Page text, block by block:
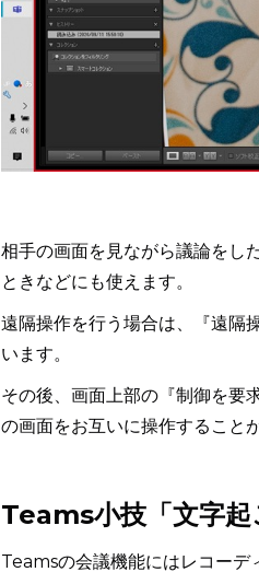
相手の画面を見ながら議論をし
ときなどにも使えます。
遠隔操作を行う場合は、『遠隔
います。
その後、画面上部の『制御を要
の画面をお互いに操作すること
Teams小技「文字起
Teamsの会議機能にはレコーデ